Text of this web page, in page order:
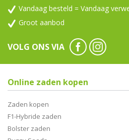
Vandaag besteld = Vandaag
Groot aanbod
VOLG ONS VIA
Online zaden kopen
Zaden kopen
F1-Hybride zaden
Bolster zaden